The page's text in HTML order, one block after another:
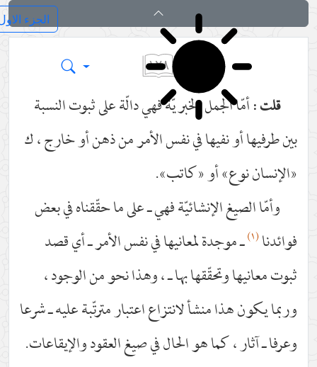
کفایة الاصول ١٢٨
قلت :أمّا الجمل الخبريّة فهي دالّة على ثبوت النسبة
بين طرفيها أو نفيها في نفس الأمر من ذهن أو خارج ، ك
«الإنسان نوع» أو «كاتب».
وأمّا الصيغ الإنشائيّة فهي ـ على ما حقّقناه في بعض
فوائدنا(١) ـ موجدة لمعانيها في نفس الأمر ـ أي قصد
ثبوت معانيها وتحقّقها بها ـ ، وهذا نحو من الوجود ،
وربما يكون هذا منشأ لانتزاع اعتبار مترتّبة عليه ـ شرعا
وعرفا ـ آثار ، كما هو الحال في صيغ العقود والإيقاعات.